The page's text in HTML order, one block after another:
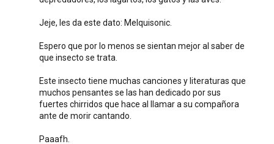
Jeje, les da este dato: Melquisonic.
Espero que por lo menos se sientan mejor al saber de
que insecto se trata.
Este insecto tiene muchas canciones y literaturas que
muchos pensantes se las han dedicado por sus
fuertes chirridos que hace al llamar a su compañora
ante de morir cantando.
Paaafh.